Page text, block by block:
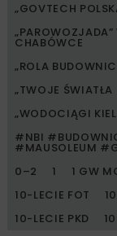
„GOVTECH
CHABÓWCE
„ROLA
„TWOJE ŚWIATŁA
„WODOCIĄGI
#NBI
#MAUSOLEUM
0–2
1 1 GW
10-LECIE FOT
10-LECIE PKD